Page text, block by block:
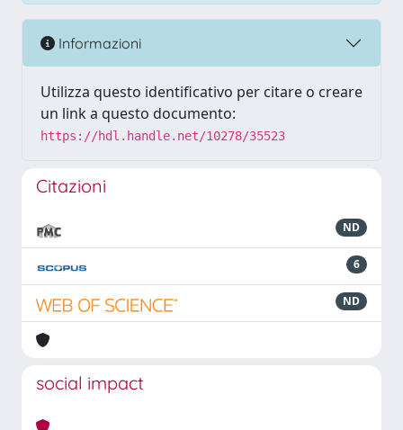
Informazioni
Utilizza questo identificativo per citare o creare
un link a questo documento:
https://hdl.handle.net/10278/35523
Citazioni
ND
6
ND
social impact